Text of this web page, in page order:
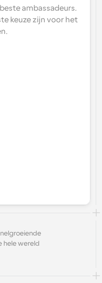
ambassadeurs.
keuze zijn voor het
hele wereld